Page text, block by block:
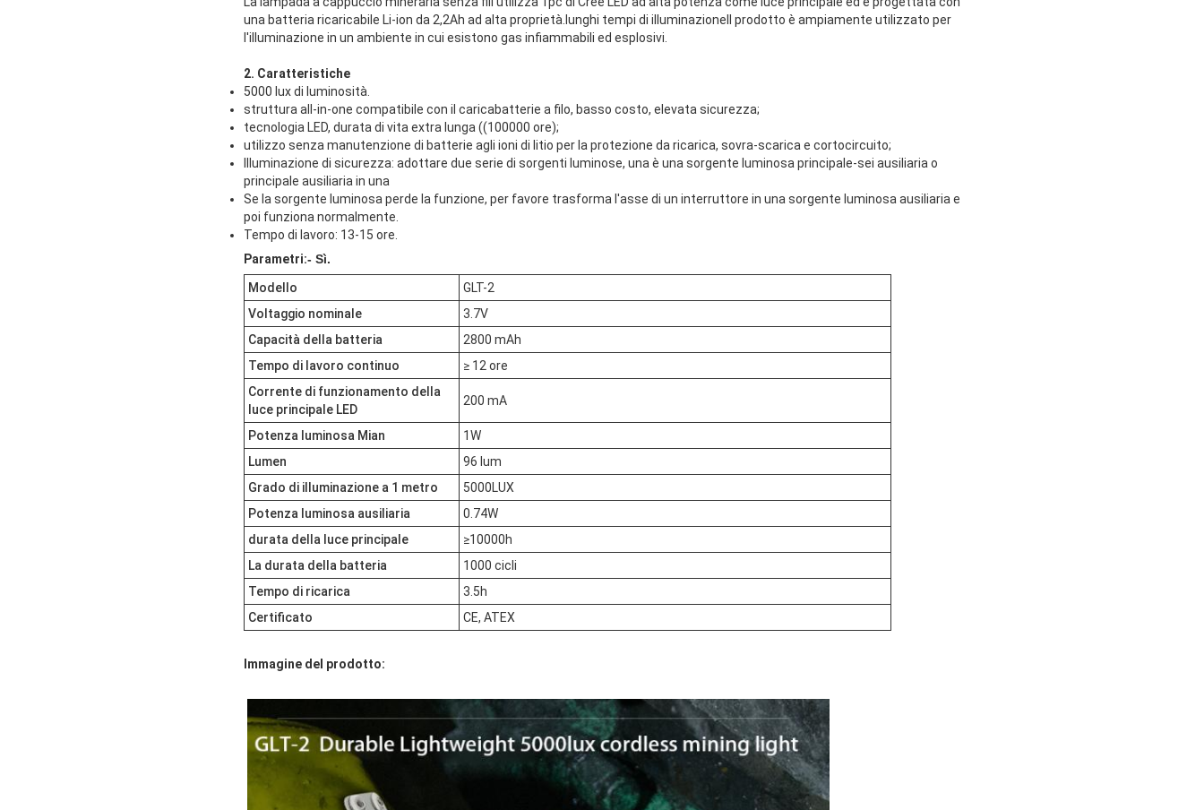
una batteria ricaricabile Li-ion da 2,2Ah ad alta proprietà.lunghi tempi di illuminazioneIl prodotto è ampiamente utilizzato per
l'illuminazione in un ambiente in cui esistono gas infiammabili ed esplosivi.
2. Caratteristiche
5000 lux di luminosità.
struttura all-in-one compatibile con il caricabatterie a filo, basso costo, elevata sicurezza;
tecnologia LED, durata di vita extra lunga ((100000 ore);
utilizzo senza manutenzione di batterie agli ioni di litio per la protezione da ricarica, sovra-scarica e cortocircuito;
Illuminazione di sicurezza: adottare due serie di sorgenti luminose, una è una sorgente luminosa principale-sei ausiliaria o
principale ausiliaria in una
Se la sorgente luminosa perde la funzione, per favore trasforma l'asse di un interruttore in una sorgente luminosa ausiliaria e
poi funziona normalmente.
Tempo di lavoro: 13-15 ore.
Parametri:- Sì.
Modello
GLT-2
Voltaggio nominale
3.7V
Capacità della batteria
2800 mAh
Tempo di lavoro continuo
≥ 12 ore
Corrente di funzionamento della
luce principale LED
200 mA
Potenza luminosa Mian
1W
Lumen
96 lum
Grado di illuminazione a 1 metro
5000LUX
Potenza luminosa ausiliaria
0.74W
durata della luce principale
≥10000h
La durata della batteria
1000 cicli
Tempo di ricarica
3.5h
Certificato
CE, ATEX
Immagine del prodotto: